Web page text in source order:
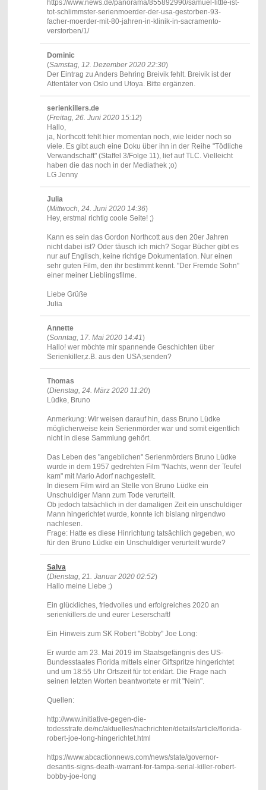
https://www.news.de/panorama/855892990/samuel-little-ist-
tot-schlimmster-serienmoerder-der-usa-gestorben-93-
facher-moerder-mit-80-jahren-in-klinik-in-sacramento-
verstorben/1/
Dominic
(Samstag, 12. Dezember 2020 22:30)
Der Eintrag zu Anders Behring Breivik fehlt. Breivik ist der
Attentäter von Oslo und Utoya. Bitte ergänzen.
serienkillers.de
(Freitag, 26. Juni 2020 15:12)
Hallo,
ja, Northcott fehlt hier momentan noch, wie leider noch so
viele. Es gibt auch eine Doku über ihn in der Reihe "Tödliche
Verwandschaft" (Staffel 3/Folge 11), lief auf TLC. Vielleicht
haben die das noch in der Mediathek ;o)
LG Jenny
Julia
(Mittwoch, 24. Juni 2020 14:36)
Hey, erstmal richtig coole Seite! ;)
Kann es sein das Gordon Northcott aus den 20er Jahren
nicht dabei ist? Oder täusch ich mich? Sogar Bücher gibt es
nur auf Englisch, keine richtige Dokumentation. Nur einen
sehr guten Film, den ihr bestimmt kennt. "Der Fremde Sohn"
einer meiner Lieblingsfilme.
Liebe Grüße
Julia
Annette
(Sonntag, 17. Mai 2020 14:41)
Hallo! wer möchte mir spannende Geschichten über
Serienkiller,z.B. aus den USA;senden?
Thomas
(Dienstag, 24. März 2020 11:20)
Lüdke, Bruno
Anmerkung: Wir weisen darauf hin, dass Bruno Lüdke
möglicherweise kein Serienmörder war und somit eigentlich
nicht in diese Sammlung gehört.
Das Leben des "angeblichen" Serienmörders Bruno Lüdke
wurde in dem 1957 gedrehten Film "Nachts, wenn der Teufel
kam" mit Mario Adorf nachgestellt.
In diesem Film wird an Stelle von Bruno Lüdke ein
Unschuldiger Mann zum Tode verurteilt.
Ob jedoch tatsächlich in der damaligen Zeit ein unschuldiger
Mann hingerichtet wurde, konnte ich bislang nirgendwo
nachlesen.
Frage: Hatte es diese Hinrichtung tatsächlich gegeben, wo
für den Bruno Lüdke ein Unschuldiger verurteilt wurde?
Salva
(Dienstag, 21. Januar 2020 02:52)
Hallo meine Liebe ;)
Ein glückliches, friedvolles und erfolgreiches 2020 an
serienkillers.de und eurer Leserschaft!
Ein Hinweis zum SK Robert "Bobby" Joe Long:
Er wurde am 23. Mai 2019 im Staatsgefängnis des US-
Bundesstaates Florida mittels einer Giftspritze hingerichtet
und um 18:55 Uhr Ortszeit für tot erklärt. Die Frage nach
seinen letzten Worten beantwortete er mit "Nein".
Quellen:
http://www.initiative-gegen-die-
todesstrafe.de/nc/aktuelles/nachrichten/details/article/florida-
robert-joe-long-hingerichtet.html
https://www.abcactionnews.com/news/state/governor-
desantis-signs-death-warrant-for-tampa-serial-killer-robert-
bobby-joe-long